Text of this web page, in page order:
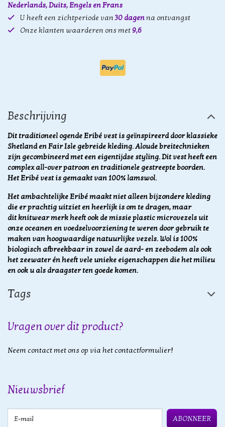
Nederlands, Duits, Engels en Frans
U heeft een zichtperiode van30 dagenna ontvangst
Onze klanten waarderen ons met 9,6
Beschrijving
Dit traditioneel ogende Eribé vest is geïnspireerd door klassieke
Shetland en Fair Isle gebreide kleding. Aloude breitechnieken
zijn gecombineerd met een eigentijdse styling. Dit vest heeft een
complex all-over patroon en traditionele gestreepte boorden.
Het Eribé vest is gemaakt van 100% lamswol.
Het ambachtelijke Eribé maakt niet alleen bijzondere kleding
die er prachtig uitziet en heerlijk is om te dragen, maar
dit knitwear merk heeft ook de missie plastic microvezels uit
onze oceanen en voedselvoorziening te weren door gebruik te
maken van hoogwaardige natuurlijke vezels. Wol is 100%
biologisch afbreekbaar in zowel de aard- en zeebodem als ook
het zeewater én heeft vele unieke eigenschappen die het milieu
en ook u als draagster ten goede komen.
Tags
Vragen over dit product?
Neem contact met ons op via het contactformulier!
Nieuwsbrief
ABONNEER